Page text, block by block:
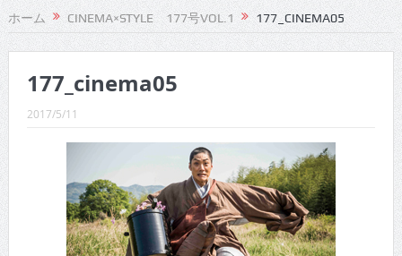
CINEMA×STYLE 292号
CINEMA×STYLE 291号
CINEMA×STYLE 290号
CINEMA×STYLE 289号
CINEMA×STYLE 288号
CINEMA×STYLE 287号
CINEMA×STYLE 286号
CINEMA×STYLE 285号
ホーム CINEMA×STYLE 177号VOL.1 177_CINEMA05
177_cinema05
2017/5/11